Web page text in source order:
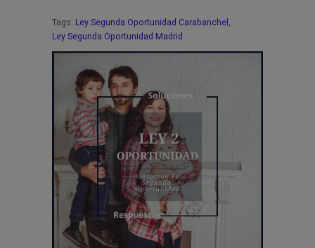
Tags: Ley Segunda Oportunidad Carabanchel ,
Ley Segunda Oportunidad Madrid